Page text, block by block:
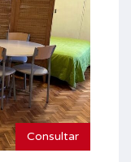
Consultar